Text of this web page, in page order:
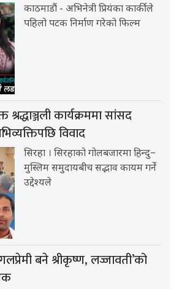
काठमाडौं - अभिनेत्री प्रियंका कार्कीले
पहिलो पटक निर्माण गरेको फिल्म
कार्यक्रममा सांसद
विवाद
सिरहा । सिरहाको गोलबजारमा हिन्दु–
मुस्लिम समुदायबीच सद्भाव कायम गर्ने
उद्देश्यले
बने श्रीकृष्ण, लज्जावती’को